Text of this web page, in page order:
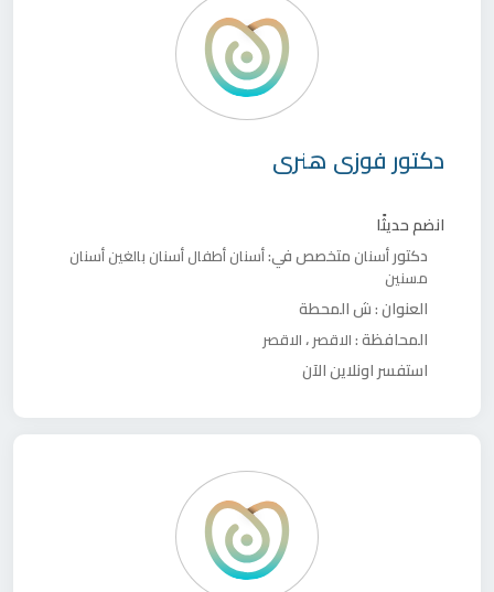
دكتورفوزى هنرى
انضم حديثًا
دكتورأسنان متخصص في:أسنان أطفالأسنان بالغينأسنان
مسنين
العنوان :ش المحطة
المحافظة :الاقصر،الاقصر
استفسر اونلاين الآن